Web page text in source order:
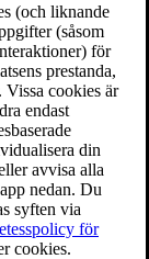
(och liknande
(såsom
för
prestanda,
Vissa cookies är
endast
din
avvisa alla
nedan. Du
syften via
för
cookies.